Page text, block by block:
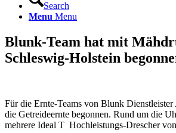
Search
Menu Menu
Blunk-Team hat mit
Schleswig-Holstein
Für die Ernte-Teams von Blunk
die Getreideernte begonnen. Rund um die
mehrere Ideal T Hochleistungs-Drescher